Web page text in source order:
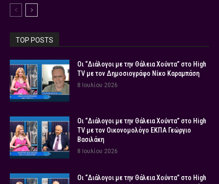
TOP POSTS
Οι “Διάλογοι με την Θάλεια Χούντα” στο High
TV με τον Δημοσιογράφο Νίκο Καραμπάση
8 Ιουλίου 2026
Οι “Διάλογοι με την Θάλεια Χούντα” στο High
TV με τον Οικονομολόγο ΕΚΠΑ Γεώργιο
Βασιλάκη
8 Ιουλίου 2026
Οι “Διάλογοι με την Θάλεια Χούντα” στο High